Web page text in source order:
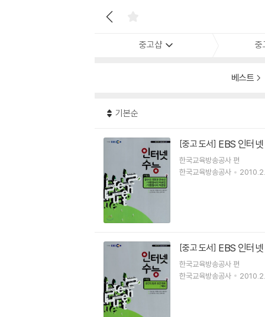
중고샵 중
베스트
기본순
[중고 도서] EBS 인터
한국교육방송공사 편
한국교육방송공사
[중고 도서] EBS 인터
한국교육방송공사 편
한국교육방송공사